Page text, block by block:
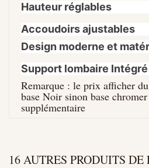
Hauteur réglables
Accoudoirs ajustables
Design moderne et
Support lombaire Intégré
Remarque : le prix afficher
base Noir sinon base
supplémentaire
16 AUTRES PRODUITS